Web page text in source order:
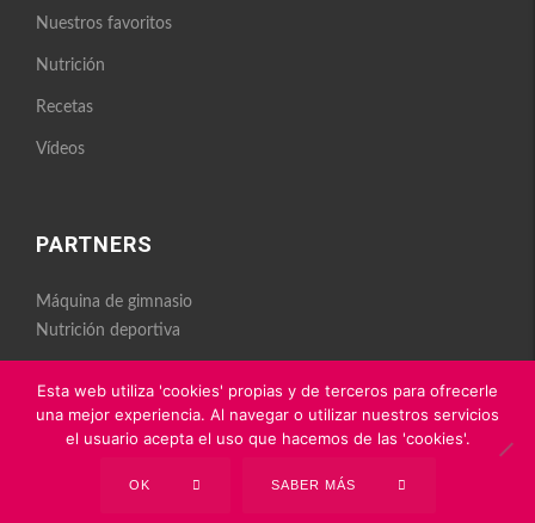
Nuestros favoritos
Nutrición
Recetas
Vídeos
PARTNERS
Máquina de gimnasio
Nutrición deportiva
tbb Agency
Esta web utiliza 'cookies' propias y de terceros para ofrecerle
una mejor experiencia. Al navegar o utilizar nuestros servicios
el usuario acepta el uso que hacemos de las 'cookies'.
OK SABER MÁS